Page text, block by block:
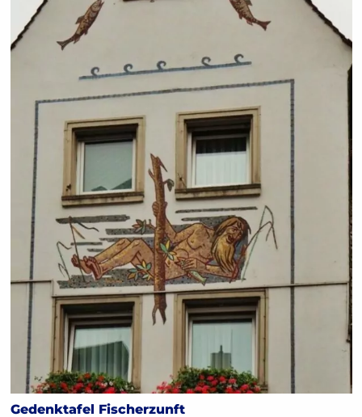
Gedenktafel Fischerzunft